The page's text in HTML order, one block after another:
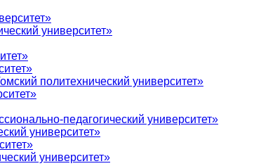
университет»
политехнический университет»
педагогический университет»
университет»
университет»